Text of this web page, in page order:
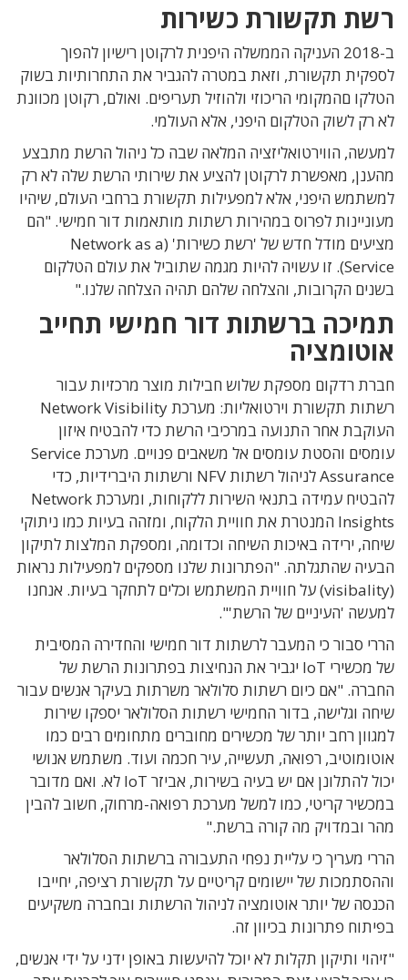
רשת תקשורת כשירות
ב-2018 העניקה הממשלה היפנית לרקוטן רישיון להפוך
לספקית תקשורת, וזאת במטרה להגביר את התחרותיות בשוק
הטלקו םהמקומי הריכוזי ולהוזיל תעריפים. ואולם, רקוטן מכוונת
לא רק לשוק הטלקום היפני, אלא העולמי.
למעשה, הווירטואליזציה המלאה שבה כל ניהול הרשת מתבצע
מהענן, מאפשרת לרקוטן להציע את שירותי הרשת שלה לא רק
למשתמש היפני, אלא למפעילות תקשורת ברחבי העולם, שיהיו
מעוניינות לפרוס במהירות רשתות מותאמות דור חמישי. "הם
מציעים מודל חדש של 'רשת כשירות' (Network as a
Service). זו עשויה להיות מגמה שתוביל את עולם הטלקום
בשנים הקרובות, והצלחה שלהם תהיה הצלחה שלנו."
תמיכה ברשתות דור חמישי תחייב
אוטומציה
חברת רדקום מספקת שלוש חבילות מוצר מרכזיות עבור
רשתות תקשורת וירטואליות: מערכת Network Visibility
העוקבת אחר התנועה במרכיבי הרשת כדי להבטיח איזון
עומסים והסטת עומסים אל משאבים פנויים. מערכת Service
Assurance לניהול רשתות NFV ורשתות היברידיות, כדי
להבטיח עמידה בתנאי השירות ללקוחות, ומערכת Network
Insights המנטרת את חוויית הלקוח, ומזהה בעיות כמו ניתוקי
שיחה, ירידה באיכות השיחה וכדומה, ומספקת המלצות לתיקון
הבעיה שהתגלתה. "הפתרונות שלנו מספקים למפעילות נראות
(visibality) על חוויית המשתמש וכלים לתחקר בעיות. אנחנו
למעשה 'העיניים של הרשת'".
הררי סבור כי המעבר לרשתות דור חמישי והחדירה המסיבית
של מכשירי IoT יגביר את הנחיצות בפתרונות הרשת של
החברה. "אם כיום רשתות סלולאר משרתות בעיקר אנשים עבור
שיחה וגלישה, בדור החמישי רשתות הסלולאר יספקו שירות
למגוון רחב יותר של מכשירים מחוברים מתחומים רבים כמו
אוטומוטיב, רפואה, תעשייה, עיר חכמה ועוד. משתמש אנושי
יכול להתלונן אם יש בעיה בשירות, אביזר IoT לא. ואם מדובר
במכשיר קריטי, כמו למשל מערכת רפואה-מרחוק, חשוב להבין
מהר ובמדויק מה קורה ברשת."
הררי מעריך כי עליית נפחי התעבורה ברשתות הסלולאר
וההסתמכות של יישומים קריטיים על תקשורת רציפה, יחייבו
הכנסה של יותר אוטומציה לניהול הרשתות ובחברה משקיעים
בפיתוח פתרונות בכיוון זה.
"זיהוי ותיקון תקלות לא יוכל להיעשות באופן ידני על ידי אנשים,